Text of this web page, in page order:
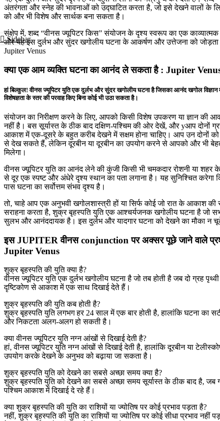
अंतरंगता और स्नेह की भावनाओं को उद्घाटित करता है, जो इसे देखने वालों के
को और भी विशेष और सार्थक बना सकता है।
संक्षेप में, शब्द “वीनस ज्यूपिटर किस” संयोजन के दृश्य स्वरूप का एक काव्यात्मक
और यह इस दुर्लभ और सुंदर खगोलीय घटना के आकर्षण और उत्तेजना को
Jupiter Venus
क्या एक आम व्यक्ति घटना का आनंद ले सकता है : Jupiter
हां बिल्कुल! वीनस ज्यूपिटर युति एक दुर्लभ और सुंदर खगोलीय घटना है जिसका आनंद खगोल
विशेषज्ञता के स्तर की परवाह किए बिना कोई भी उठा सकता है।
संयोजन का निरीक्षण करने के लिए, आपको किसी विशेष उपकरण या ज्ञान की
नहीं है। बस सूर्यास्त के ठीक बाद दक्षिण-पश्चिम की ओर देखें, और yआप दोनों
आकाश में एक-दूसरे के बहुत करीब देखने में सक्षम होना चाहिए। आप उन दोनों
से देख सकते हैं, लेकिन दूरबीन या दूरबीन का उपयोग करने से आपको और भी
मिलेगा।
वीनस ज्यूपिटर युति का आनंद लेने की कुंजी किसी भी चमकदार रोशनी या शहर
से दूर एक स्पष्ट और अंधेरे दृश्य स्थान का पता लगाना है। यह सुनिश्चित
पास घटना का सर्वोत्तम संभव दृश्य है।
तो, चाहे आप एक अनुभवी खगोलशास्त्री हों या सिर्फ कोई जो रात के आकाश की
सराहना करता है, शुक्र बृहस्पति युति एक आश्चर्यजनक खगोलीय घटना है जो
सुलभ और आनंददायक है। इस दुर्लभ और यादगार घटना को देखने का मौका न
इस JUPITER वीनस conjunction पर अक्सर पूछे जाने वाले
Jupiter Venus
शुक्र बृहस्पति की युति क्या है?
वीनस ज्यूपिटर युति एक दुर्लभ खगोलीय घटना है जो तब होती है जब दो ग्रह
दृष्टिकोण से आकाश में एक साथ दिखाई देते हैं।
शुक्र बृहस्पति की युति कब होती है?
शुक्र बृहस्पति युति लगभग हर 24 साल में एक बार होती है, हालांकि घटना का
और निकटता अलग-अलग हो सकती है।
क्या वीनस ज्यूपिटर युति नग्न आंखों से दिखाई देती है?
हां, वीनस ज्यूपिटर युति नग्न आंखों से दिखाई देती है, हालांकि दूरबीन या
उपयोग करके देखने के अनुभव को बढ़ाया जा सकता है।
शुक्र बृहस्पति युति को देखने का सबसे अच्छा समय क्या है?
शुक्र बृहस्पति युति को देखने का सबसे अच्छा समय सूर्यास्त के ठीक बाद है, जब
पश्चिम आकाश में दिखाई दे रहे हैं।
क्या शुक्र बृहस्पति की युति का राशियों या ज्योतिष पर कोई प्रभाव पड़ता है?
नहीं, शुक्र बृहस्पति की युति का राशियों या ज्योतिष पर कोई सीधा प्रभाव नहीं
Sidebar